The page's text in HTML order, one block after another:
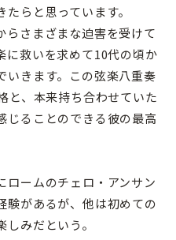
らと思っています。
さまざまな迫害を受けて
に救いを求めて10代の頃か
いきます。この弦楽八重奏
と、本来持ち合わせていた
じることのできる彼の最高
ームのチェロ・アンサン
験があるが、他は初めての
みだという。